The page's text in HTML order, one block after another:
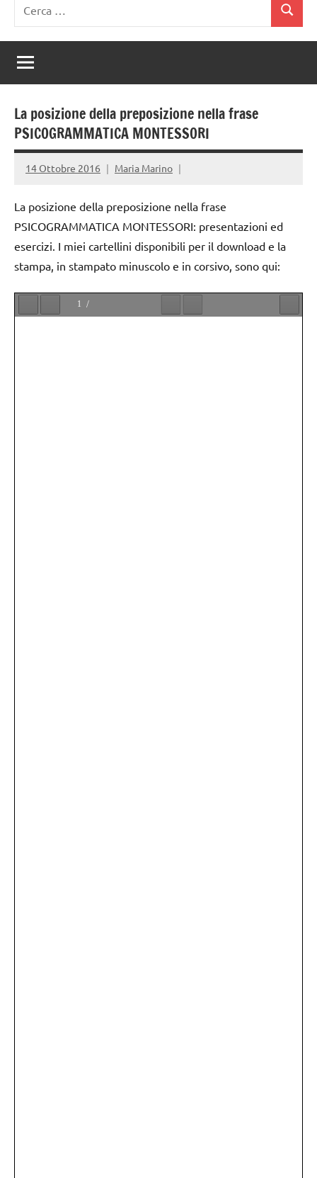
per:
Cerca
La posizione della preposizione nella frase
PSICOGRAMMATICA MONTESSORI
14 Ottobre 2016 Maria Marino
La posizione della preposizione nella frase
PSICOGRAMMATICA MONTESSORI: presentazioni ed
esercizi. I miei cartellini disponibili per il download e la
stampa, in stampato minuscolo e in corsivo, sono qui: